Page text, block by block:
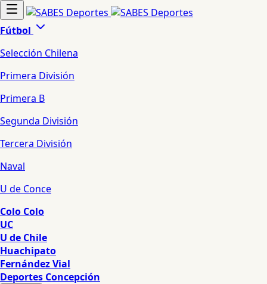
Fútbol
Selección Chilena
Primera División
Primera B
Segunda División
Tercera División
Naval
U de Conce
Colo Colo
UC
U de Chile
Huachipato
Fernández Vial
Deportes Concepción